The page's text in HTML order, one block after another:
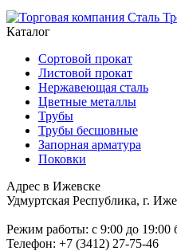
Каталог
Сортовой прокат
Листовой прокат
Нержавеющая сталь
Цветные металлы
Трубы
Трубы бесшовные
Запорная арматура
Поковки
Адрес в Ижевске
Удмуртская Республика, г.
Режим работы: c 9:00 до 19:00
Телефон: +7 (3412) 27-75-46